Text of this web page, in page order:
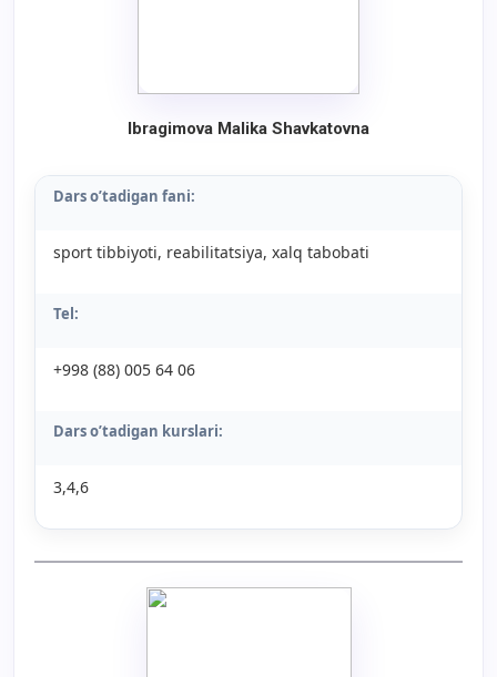
Ibragimova Malika Shavkatovna
Dars o’tadigan fani:
sport tibbiyoti, reabilitatsiya, xalq tabobati
Tel:
+998 (88) 005 64 06
Dars o’tadigan kurslari:
3,4,6